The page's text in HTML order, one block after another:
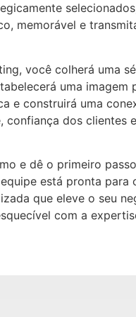
memorável e
você colherá uma
uma imagem
e construirá uma
confiança dos clientes
e dê o primeiro
está pronta para
que eleve o seu
com a